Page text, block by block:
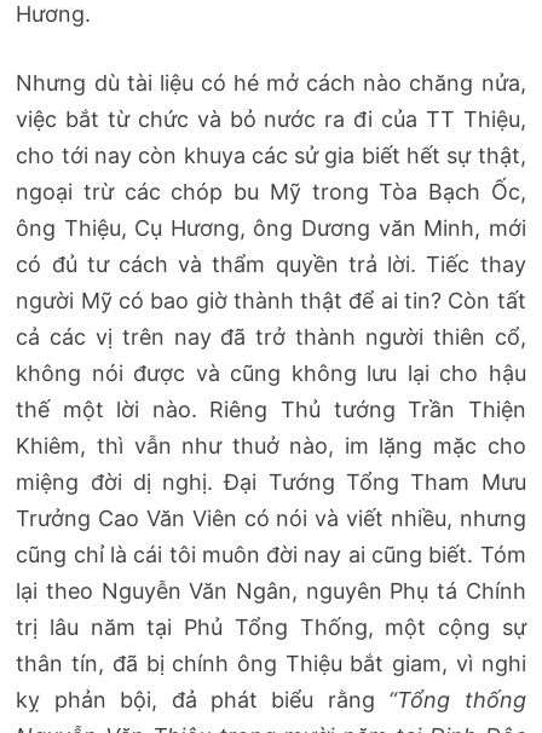
Hương.
Nhưng dù tài liệu có hé mở cách nào chăng nửa,
việc bắt từ chức và bỏ nước ra đi của TT Thiệu,
cho tới nay còn khuya các sử gia biết hết sự thật,
ngoại trừ các chóp bu Mỹ trong Tòa Bạch Ốc,
ông Thiệu, Cụ Hương, ông Dương văn Minh, mới
có đủ tư cách và thẩm quyền trả lời. Tiếc thay
người Mỹ có bao giờ thành thật để ai tin? Còn tất
cả các vị trên nay đã trở thành người thiên cổ,
không nói được và cũng không lưu lại cho hậu
thế một lời nào. Riêng Thủ tướng Trần Thiện
Khiêm, thì vẫn như thuở nào, im lặng mặc cho
miệng đời dị nghị. Đại Tướng Tổng Tham Mưu
Trưởng Cao Văn Viên có nói và viết nhiều, nhưng
cũng chỉ là cái tôi muôn đời nay ai cũng biết. Tóm
lại theo Nguyễn Văn Ngân, nguyên Phụ tá Chính
trị lâu năm tại Phủ Tổng Thống, một cộng sự
thân tín, đã bị chính ông Thiệu bắt giam, vì nghi
kỵ phản bội, đả phát biểu rằng “Tổng thống